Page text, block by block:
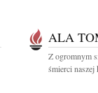
ALA
Z ogromnym
śmierci